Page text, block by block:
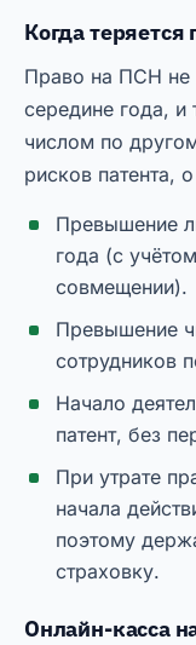
Когда теряется
Право на ПСН не
середине года, и
числом по
рисков патента,
Превышение
года (с
совмещении).
Превышение
сотрудников
Начало
патент, без
При утрате
начала
поэтому
страховку.
Онлайн-касса